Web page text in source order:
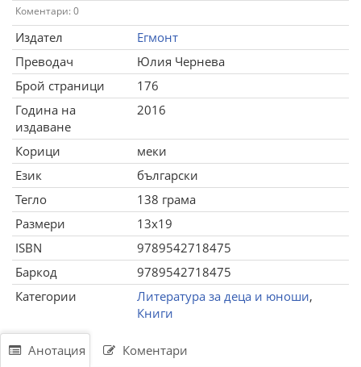
Коментари: 0
Издател
Егмонт
Преводач
Юлия Чернева
Брой страници
176
Година на
издаване
2016
Корици
меки
Език
български
Тегло
138 грама
Размери
13x19
ISBN
9789542718475
Баркод
9789542718475
Категории
Литература за деца и юноши,
Книги
Анотация Коментари